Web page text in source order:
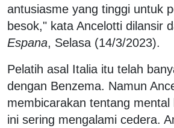
antusiasme yang tinggi untuk
besok," kata Ancelotti dilansir
Espana, Selasa (14/3/2023).
Pelatih asal Italia itu telah
dengan Benzema. Namun
membicarakan tentang mental
ini sering mengalami cedera.